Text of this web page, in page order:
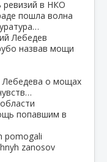
пошла волна
Лебедев
назвав мощи
Лебедева о мощах
попавшим в